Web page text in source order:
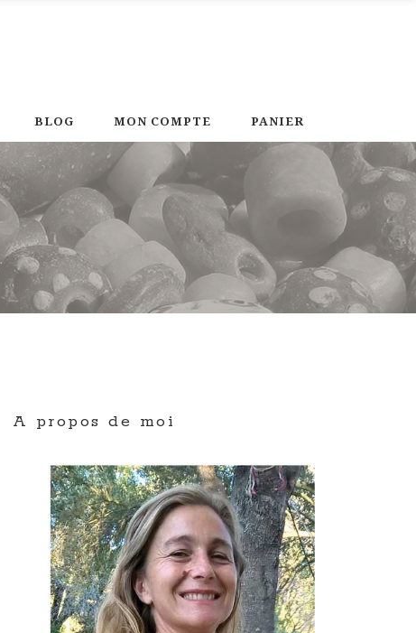
BLOG MON COMPTE PANIER
A propos de moi